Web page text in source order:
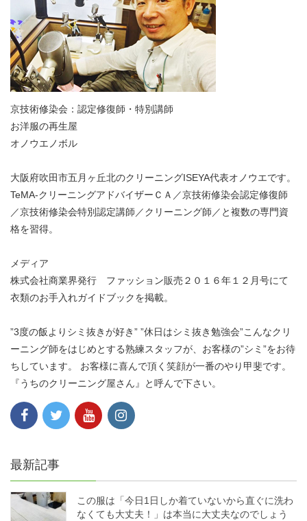
京技術修染会：認定修復師・特別講師
お洋服の再生屋
オノウエノボル
大阪府吹田市五月ヶ丘北のクリーニングISEYA代表オノウエです。
TeMA-クリーニングアドバイザーＣＡ／京技術修染会認定修復師
／京技術修染会特別認定講師／クリーニング師／と複数の専門資
格を習得。
メディア
株式会社商業界発行 ファッション販売２０１６年１２月号にて
衣類のお手入れガイドブックを掲載。
”3度の飯よりシミ抜きが好き” ”休日はシミ抜き勉強会”こんなクリ
ーニング師をはじめとする熟練スタッフが、お客様の”シミ”をお待
ちしています。 お客様に喜んで頂く笑顔が一番のやり甲斐です。
『うちのクリーニング屋さん』と呼んで下さい。
最新記事
この服は「今日1日しか着ていないから直ぐに洗わ
なくても大丈夫！」は本当に大丈夫なのでしょう